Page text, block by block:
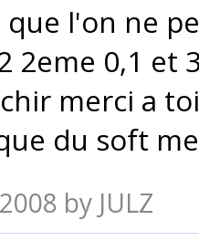
que l'on ne
2eme 0,1 et
merci a
du soft
by JULZ